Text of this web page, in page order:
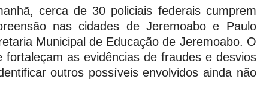
cerca de 30 policiais federais cumprem
nas cidades de Jeremoabo e Paulo
Municipal de Educação de Jeremoabo. O
as evidências de fraudes e desvios
outros possíveis envolvidos ainda não